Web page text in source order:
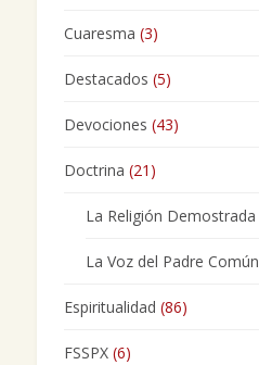
Cuaresma (3)
Destacados (5)
Devociones (43)
Doctrina (21)
La Religión Demostrada
La Voz del Padre Común
Espiritualidad (86)
FSSPX(6)